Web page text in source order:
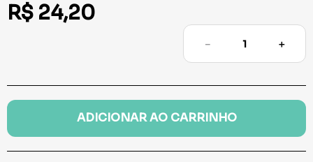
R$ 24,20
＋
－
ADICIONAR AO CARRINHO